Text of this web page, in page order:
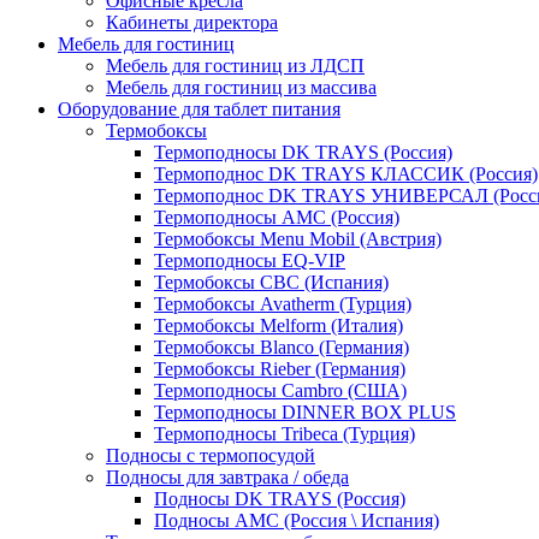
Кабинеты директора
Мебель для гостиниц
Мебель для гостиниц из ЛДСП
Мебель для гостиниц из массива
Оборудование для таблет питания
Термобоксы
Термоподносы DK TRAYS (Россия)
Термоподнос DK TRAYS КЛАССИК (Россия)
Термоподнос DK TRAYS УНИВЕРСАЛ
Термоподносы AMC (Россия)
Термобоксы Menu Mobil (Австрия)
Термоподносы EQ-VIP
Термобоксы CBC (Испания)
Термобоксы Avatherm (Турция)
Термобоксы Melform (Италия)
Термобоксы Blanco (Германия)
Термобоксы Rieber (Германия)
Термоподносы Cambro (США)
Термоподносы DINNER BOX PLUS
Термоподносы Tribeca (Турция)
Подносы с термопосудой
Подносы для завтрака / обеда
Подносы DK TRAYS (Россия)
Подносы AMC (Россия \ Испания)